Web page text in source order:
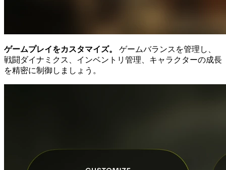
ゲームプレイをカスタマイズ。
ゲームバランスを管理し、
戦闘ダイナミクス、インベントリ管理、キャラクターの成長
を精密に制御しましょう。